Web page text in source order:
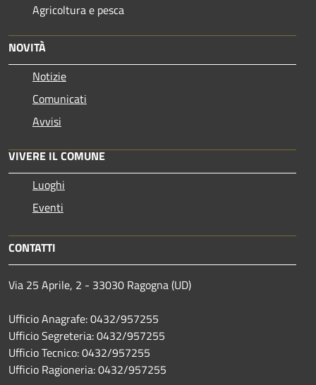
Agricoltura e pesca
NOVITÀ
Notizie
Comunicati
Avvisi
VIVERE IL COMUNE
Luoghi
Eventi
CONTATTI
Via 25 Aprile, 2 - 33030 Ragogna (UD)
Ufficio Anagrafe: 0432/957255
Ufficio Segreteria: 0432/957255
Ufficio Tecnico: 0432/957255
Ufficio Ragioneria: 0432/957255